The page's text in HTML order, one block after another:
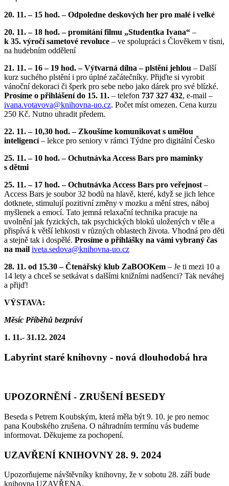
20. 11. – 15 hod. – Odpoledne deskových her pro malé i velké
20. 11. – 18 hod. – promítání filmu „Studentka Ivana“ –
k 35. výročí sametové revoluce – ve spolupráci s Člověkem v tísni,
na hudebním oddělení
21. 11. – 16 – 19 hod. – Výtvarná dílna – plstění jehlou – Další
kurz suchého plstění i pro úplné začátečníky. Přijďte si vyrobit
vánoční dekoraci či šperk pro sebe nebo jako dárek pro své blízké.
Prosíme o přihlášení do 15. 11. – telefon 737 327 432, e-mail –
ivana.votavova@knihovna-uo.cz. Počet míst omezen. Cena kurzu
250 Kč. Nutno uhradit předem.
22. 11. – 10,30 hod. – Zkoušíme komunikovat s umělou
inteligencí– lekce pro seniory v rámci Týdne pro digitální Česko
25. 11. – 10 hod. – Ochutnávka Access Bars pro maminky
s dětmi
25. 11. – 17 hod. – Ochutnávka Access Bars pro veřejnost –
Access Bars je soubor 32 bodů na hlavě, které, když se jich lehce
dotknete, stimulují pozitivní změny v mozku a mění stres, náboj
myšlenek a emocí. Tato jemná relaxační technika pracuje na
uvolnění jak fyzických, tak psychických bloků uložených v těle a
přispívá k větší lehkosti v různých oblastech života. Vhodná pro děti
a stejně tak i dospělé. Prosíme o přihlášky na vámi vybraný čas
na mail iveta.sedova@knihovna-uo.cz
28. 11. od 15.30 – Čtenářský klub ZaBOOKem – Je ti mezi 10 a
14 lety a chceš se setkávat s dalšími knižními nadšenci? Tak neváhej
a přijď!
VÝSTAVA:
Měsíc Příběhů bezpráví
1. 11.- 31.12. 2024
Labyrint staré knihovny - nová dlouhodobá hra
UPOZORNĚNÍ - ZRUŠENÍ BESEDY
Beseda s Petrem Koubským, která měla být 9. 10. je pro nemoc
pana Koubského zrušena. O náhradním termínu vás budeme
informovat. Děkujeme za pochopení.
UZAVŘENÍ KNIHOVNY 28. 9. 2024
Upozorňujeme návštěvníky knihovny, že v sobotu 28. září bude
knihovna UZAVŘENA.